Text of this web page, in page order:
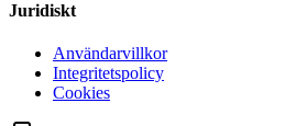
Juridiskt
Användarvillkor
Integritetspolicy
Cookies